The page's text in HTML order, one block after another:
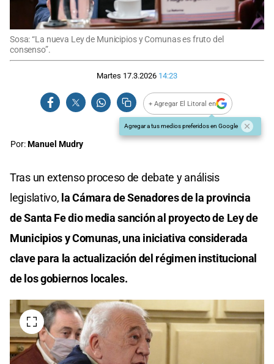
Sosa: “La nueva Ley de Municipios y Comunas es fruto del
consenso”.
Martes 17.3.2026 14:23
+ Agregar El Litoral en
Agregar a tus medios preferidos en Google
Por:Manuel Mudry
Tras un extenso proceso de debate y análisis
legislativo, la Cámara de Senadores de la provincia
de Santa Fe dio media sanción al proyecto de Ley de
Municipios y Comunas, una iniciativa considerada
clave para la actualización del régimen institucional
de los gobiernos locales.